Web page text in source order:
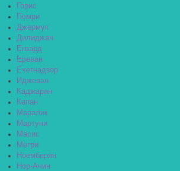
Горис
Гюмри
Джермук
Дилиджан
Егвард
Ереван
Ехегнадзор
Иджеван
Каджаран
Капан
Маралик
Мартуни
Масис
Мегри
Ноемберян
Нор-Ачин